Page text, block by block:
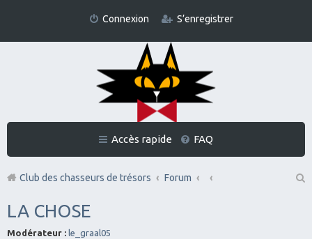
Connexion S’enregistrer
Accès rapide FAQ
Club des chasseurs de trésors
Forum
LA CHOSE
Modérateur : le_graal05